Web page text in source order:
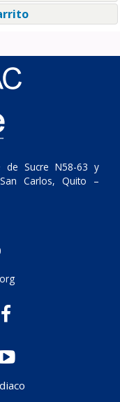
de Sucre N58-63 y
Carlos, Quito –